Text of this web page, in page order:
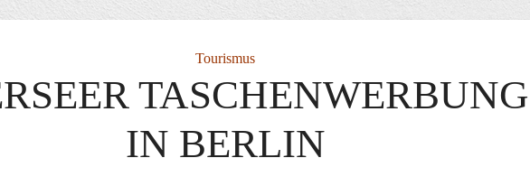
Tourismus
TASCHENWERBUNG
IN BERLIN